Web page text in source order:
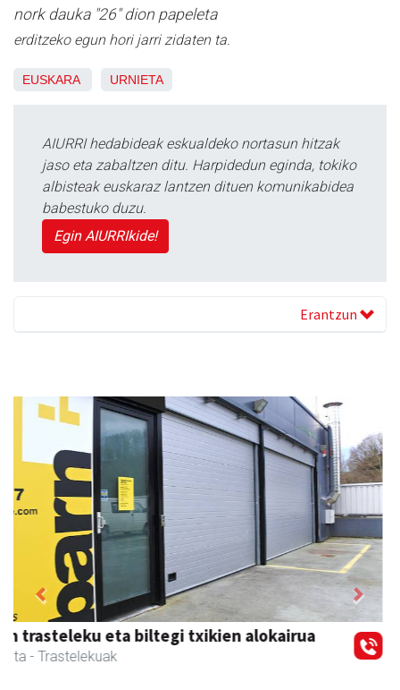
nork dauka "26" dion papeleta
erditzeko egun hori jarri zidaten ta.
EUSKARA URNIETA
AIURRI hedabideak eskualdeko nortasun hitzak
jaso eta zabaltzen ditu. Harpidedun eginda, tokiko
albisteak euskaraz lantzen dituen komunikabidea
babestuko duzu.
Egin AIURRIkide!
Erantzun
Magale Ikastetxea
Urnieta - Hezkuntza
Previous Next